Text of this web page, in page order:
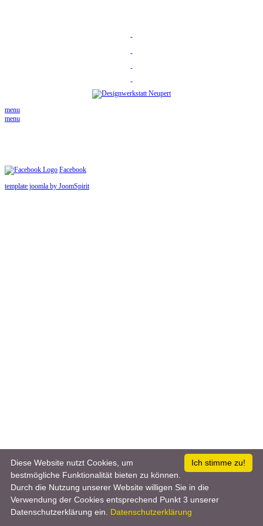
menu
menu
Facebook
template joomla by JoomSpirit
Ich stimme zu!
Diese Website nutzt Cookies, um
bestmögliche Funktionalität bieten zu können.
Durch die Nutzung unserer Website willigen Sie in die
Verwendung der Cookies entsprechend Punkt 3 unserer
Datenschutzerklärung ein. Datenschutzerklärung